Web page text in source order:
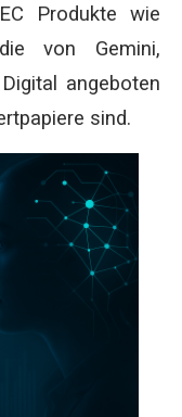
Produkte wie
von Gemini,
angeboten
sind.